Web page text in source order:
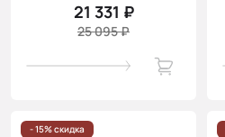
21 331 ₽
25 095 ₽
- 15% скидка